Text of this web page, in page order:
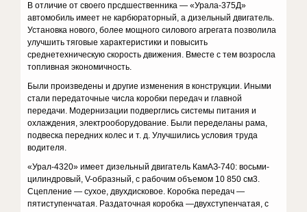
В отличие от своего прсдшественника — «Урала-375Д»
автомобиль имеет не карбюраторный, а дизельный двигатель.
Установка нового, более мощного силового агрегата позволила
улучшить тяговые характеристики и повысить
среднетехническую скорость движения. Вместе с тем возросла
топливная экономичность.
Были произведены и другие изменения в конструкции. Иными
стали передаточные числа коробки передач и главной
передачи. Модернизации подверглись системы питания и
охлаждения, электрооборудование. Были переделаны рама,
подвеска передних колес и т. д. Улучшились условия труда
водителя.
«Урал-4320» имеет дизельный двигатель КамАЗ-740: восьми-
цилиндровый, V-образный, с рабочим объемом 10 850 см3.
Сцепление — сухое, двухдисковое. Коробка передач —
пятиступенчатая. Раздаточная коробка —двухступенчатая, с